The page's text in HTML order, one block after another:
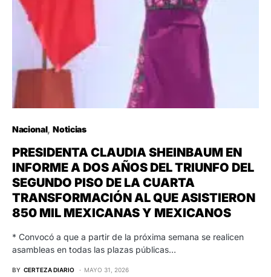
Nacional Noticias
PRESIDENTA CLAUDIA SHEINBAUM EN
INFORME A DOS AÑOS DEL TRIUNFO DEL
SEGUNDO PISO DE LA CUARTA
TRANSFORMACIÓN AL QUE ASISTIERON
850 MIL MEXICANAS Y MEXICANOS
* Convocó a que a partir de la próxima semana se realicen
asambleas en todas las plazas públicas…
BY CERTEZA DIARIO MAYO 31, 2026